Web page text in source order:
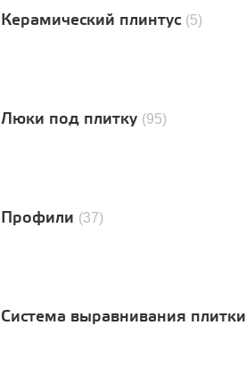
Керамический плинтус (5)
Люки под плитку (95)
Профили (37)
Система выравнивания плитки